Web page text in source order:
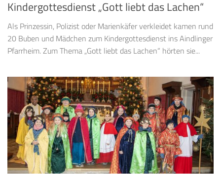
Kindergottesdienst „Gott liebt das Lachen“
Als Prinzessin, Polizist oder Marienkäfer verkleidet kamen rund
20 Buben und Mädchen zum Kindergottesdienst ins Aindlinger
Pfarrheim. Zum Thema „Gott liebt das Lachen“ hörten sie...